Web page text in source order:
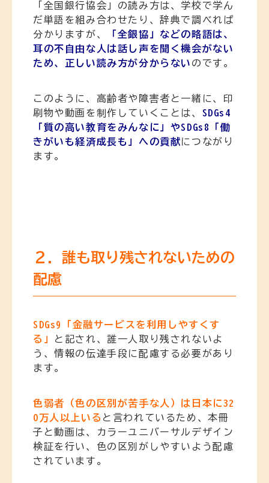
「全国銀行協会」の読み方は、学校で学ん
だ単語を組み合わせたり、辞典で調べれば
分かりますが、
「全銀協」などの略語は、
耳の不自由な人は話し声を聞く機会がない
ため、正しい読み方が分からない のです。
このように、高齢者や障害者と一緒に、印
刷物や動画を制作していくことは、 SDGs4
「質の高い教育をみんなに」やSDGs8「働
きがいも経済成長も」への貢献につながり
ます。
２．誰も取り残されないための
配慮
SDGs9「金融サービスを利用しやすくす
る」
と記され、誰一人取り残されないよ
う、情報の伝達手段に配慮する必要があり
ます。
色弱者（色の区別が苦手な人）は日本に32
0万人以上いる と言われているため、本冊
子と動画は、カラーユニバーサルデザイン
検証を行い、色の区別がしやすいよう配慮
されています。